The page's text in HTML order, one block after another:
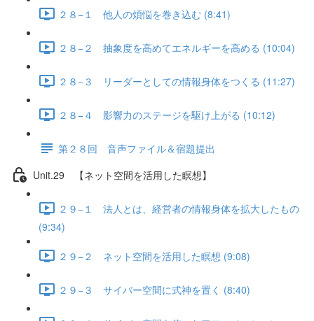
２８−１ 他人の煩悩を巻き込む (8:41)
２８−２ 抽象度を高めてエネルギーを高める (10:04)
２８−３ リーダーとしての情報身体をつくる (11:27)
２８−４ 影響力のステージを駆け上がる (10:12)
第２８回 音声ファイル＆宿題提出
Unit.29 【ネット空間を活用した瞑想】
２９−１ 法人とは、経営者の情報身体を拡大したもの
(9:34)
２９−２ ネット空間を活用した瞑想 (9:08)
２９−３ サイバー空間に式神を置く (8:40)